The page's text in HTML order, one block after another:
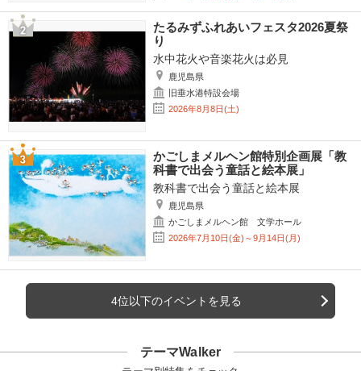
たるみずふれあいフェスタ2026夏祭
り
水中花火や音楽花火は必見
鹿児島県
旧垂水港特設会場
2026年8月8日(土)
かごしまメルヘン館特別企画展「教
科書で出会う童話と絵本展」
教科書で出会う童話と絵本展
鹿児島県
かごしまメルヘン館 文学ホール
2026年7月10日(金)～9月14日(月)
4位以下のイベントを見る
テーマWalker